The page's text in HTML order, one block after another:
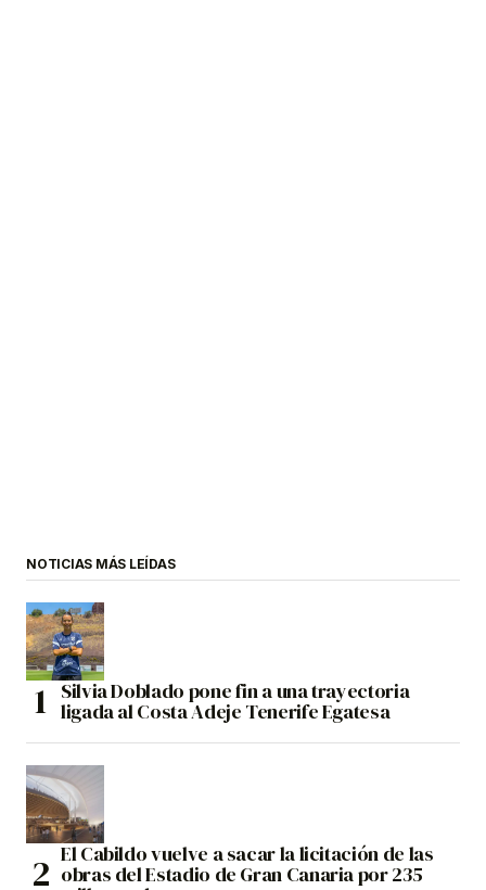
NOTICIAS MÁS LEÍDAS
Silvia Doblado pone fin a una trayectoria
ligada al Costa Adeje Tenerife Egatesa
El Cabildo vuelve a sacar la licitación de las
obras del Estadio de Gran Canaria por 235